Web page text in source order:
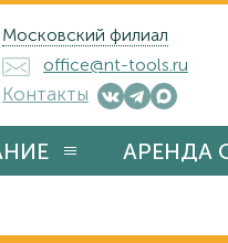
Московский филиал
office@nt-tools.ru
Контакты
АРЕНДА